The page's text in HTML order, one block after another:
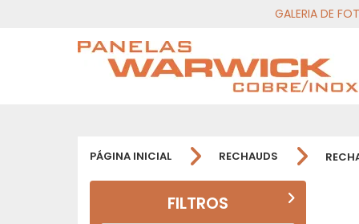
GALERIA DE
PÁGINA INICIAL RECHAUDS
FILTROS